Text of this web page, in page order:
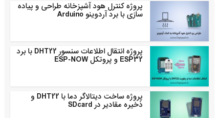
پروژه کنترل هود آشپزخانه طراحی و پیاده
سازی با برد آردوینو Arduino
پروژه انتقال اطلاعات سنسور DHT22 با برد
ESP32 و پروتکل ESP-NOW
پروژه ساخت دیتالاگر دما با DHT22 و
ذخیره مقادیر در SDcard